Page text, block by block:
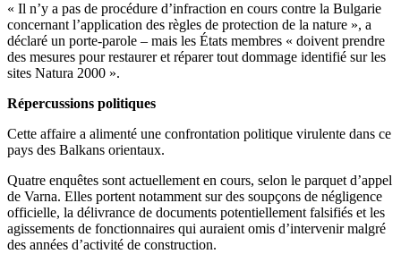
« Il n’y a pas de procédure d’infraction en cours contre la Bulgarie
concernant l’application des règles de protection de la nature », a
déclaré un porte-parole – mais les États membres « doivent prendre
des mesures pour restaurer et réparer tout dommage identifié sur les
sites Natura 2000 ».
Répercussions politiques
Cette affaire a alimenté une confrontation politique virulente dans ce
pays des Balkans orientaux.
Quatre enquêtes sont actuellement en cours, selon le parquet d’appel
de Varna. Elles portent notamment sur des soupçons de négligence
officielle, la délivrance de documents potentiellement falsifiés et les
agissements de fonctionnaires qui auraient omis d’intervenir malgré
des années d’activité de construction.